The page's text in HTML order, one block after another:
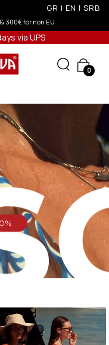
GR | EN | SRB
over 250€ for EU & 300€ for
via UPS
0